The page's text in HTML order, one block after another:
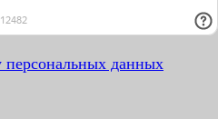
персональных данных